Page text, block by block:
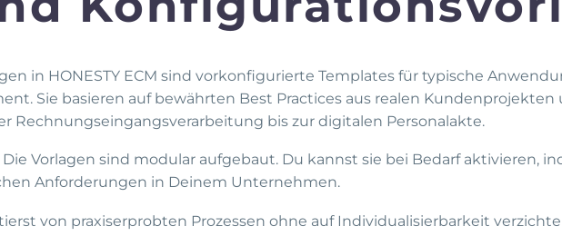
in HONESTY ECM sind vorkonfigurierte Templates für typische
Sie basieren auf bewährten Best Practices aus realen
Rechnungseingangsverarbeitung bis zur digitalen Personalakte.
Die Vorlagen sind modular aufgebaut. Du kannst sie bei Bedarf aktivieren,
Anforderungen in Deinem Unternehmen.
von praxiserprobten Prozessen ohne auf Individualisierbarkeit